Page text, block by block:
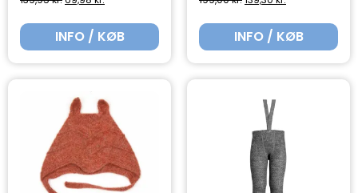
INFO / KØB INFO / KØB